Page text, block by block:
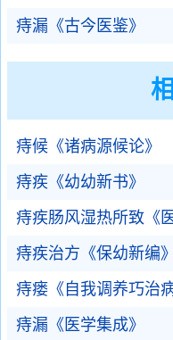
痔漏《古今医鉴》
痔候《诸病源候论》
痔疾《幼幼新书》
痔疾肠风湿热所致《
痔疾治方《保幼新编》
痔瘘《自我调养巧治病
痔漏《医学集成》